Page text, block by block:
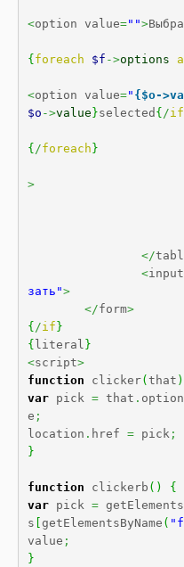
<option value="">
{ foreach $f ->options
<option value=" {$o-
$o ->value }selected { /if
{ /foreach }
>
</
<
зать">
</form>
{ /if }
{ literal }
<script>
function clicker( that )
var pick = that .
e ;
location . href = pick ;
}
function clickerb ( )
{
var pick =
s getElementsByName (
value ;
}